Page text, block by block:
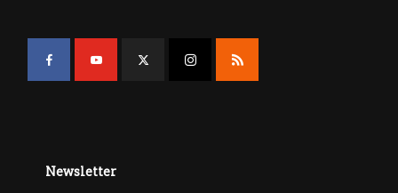
Newsletter